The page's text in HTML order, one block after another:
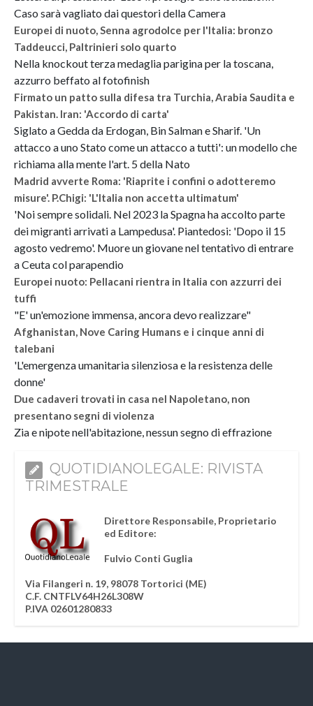
Caso sarà vagliato dai questori della Camera
Europei di nuoto, Senna agrodolce per l'Italia: bronzo
Taddeucci, Paltrinieri solo quarto
Nella knockout terza medaglia parigina per la toscana,
azzurro beffato al fotofinish
Firmato un patto sulla difesa tra Turchia, Arabia Saudita e
Pakistan. Iran: 'Accordo di carta'
Siglato a Gedda da Erdogan, Bin Salman e Sharif. 'Un
attacco a uno Stato come un attacco a tutti': un modello che
richiama alla mente l'art. 5 della Nato
Madrid avverte Roma: 'Riaprite i confini o adotteremo
misure'. P.Chigi: 'L'Italia non accetta ultimatum'
'Noi sempre solidali. Nel 2023 la Spagna ha accolto parte
dei migranti arrivati a Lampedusa'. Piantedosi: 'Dopo il 15
agosto vedremo'. Muore un giovane nel tentativo di entrare
a Ceuta col parapendio
Europei nuoto: Pellacani rientra in Italia con azzurri dei
tuffi
"E' un'emozione immensa, ancora devo realizzare"
Afghanistan, Nove Caring Humans e i cinque anni di
talebani
'L'emergenza umanitaria silenziosa e la resistenza delle
donne'
Due cadaveri trovati in casa nel Napoletano, non
presentano segni di violenza
Zia e nipote nell'abitazione, nessun segno di effrazione
QUOTIDIANOLEGALE: RIVISTA
TRIMESTRALE
Direttore Responsabile, Proprietario
ed Editore:
Fulvio Conti Guglia
Via Filangeri n. 19, 98078 Tortorici (ME)
C.F. CNTFLV64H26L308W
P.IVA 02601280833